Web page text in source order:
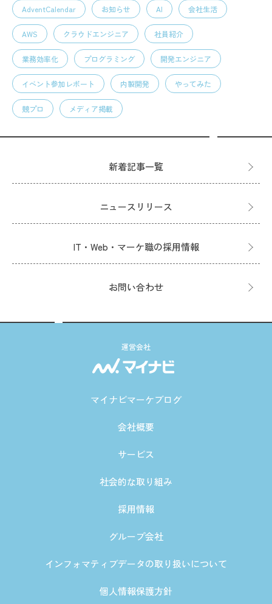
AdventCalendar お知らせ AI 会社生活
AWS クラウドエンジニア 社員紹介
業務効率化 プログラミング 開発エンジニア
イベント参加レポート 内製開発 やってみた
競プロ メディア掲載
新着記事一覧
ニュースリリース
IT・Web・マーケ職の採用情報
お問い合わせ
運営会社
マイナビマーケブログ
会社概要
サービス
社会的な取り組み
採用情報
グループ会社
インフォマティブデータの取り扱いについて
個人情報保護方針